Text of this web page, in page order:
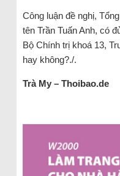
Công luận đề nghị,
tên Trần Tuấn Anh, có
Bộ Chính trị khoá 13,
hay không?./.
Trà My – Thoibao.de